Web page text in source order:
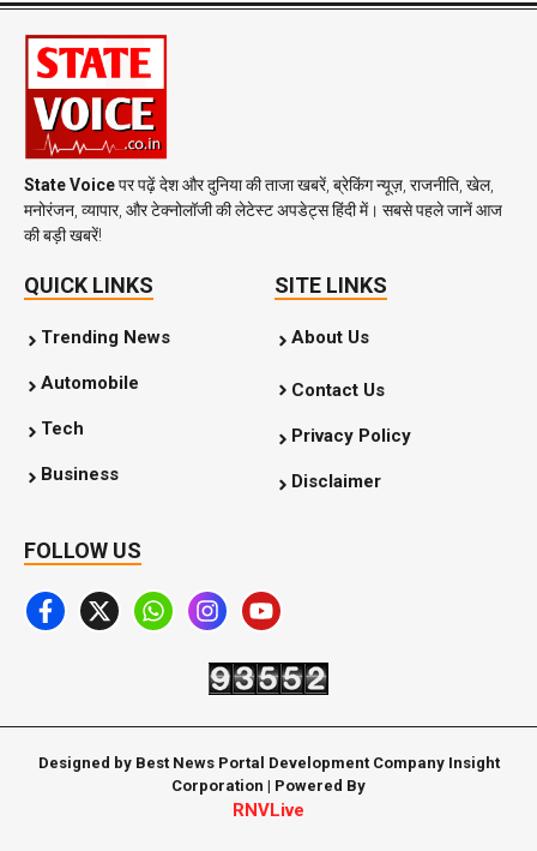
State Voiceपर पढ़ें देश और दुनिया की ताजा खबरें, ब्रेकिंग न्यूज़, राजनीति, खेल,
मनोरंजन, व्यापार, और टेक्नोलॉजी की लेटेस्ट अपडेट्स हिंदी में। सबसे पहले जानें आज
की बड़ी खबरें!
QUICK LINKS
Trending News
Automobile
Tech
Business
SITE LINKS
About Us
Contact Us
Privacy Policy
Disclaimer
FOLLOW US
Designed by Best News Portal Development Company Insight
Corporation | Powered By
RNVLive